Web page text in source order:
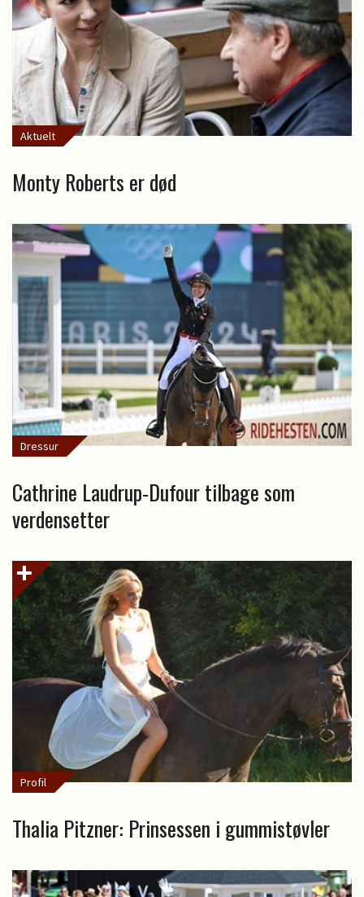
Aktuelt
Monty Roberts er død
Dressur
Cathrine Laudrup-Dufour tilbage som
verdensetter
Profil
Thalia Pitzner: Prinsessen i gummistøvler